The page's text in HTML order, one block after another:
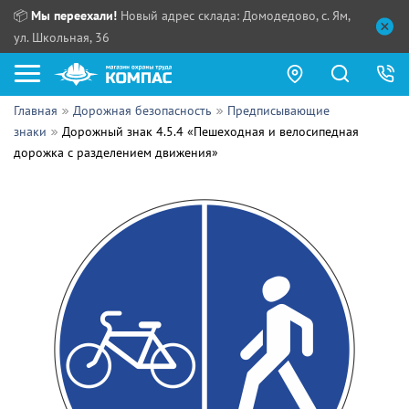
📦 Мы переехали! Новый адрес склада: Домодедово, с. Ям,
ул. Школьная, 36
Как купить?
Прайс-листы
Партнерам
Поставщикам
Обзоры
Контакты
Выдача продукции:
Главная Дорожная безопасность
Предписывающие
знаки
Дорожный знак 4.5.4 «Пешеходная и велосипедная
дорожка с разделением движения»